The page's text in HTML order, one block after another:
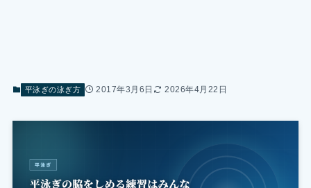
平泳ぎの泳ぎ方 2017年3月6日 2026年4月22日